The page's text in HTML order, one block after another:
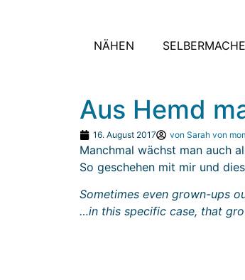
NÄHEN
Aus Hemd
16. August 2017 von Sarah von
Manchmal wächst man auch
So geschehen mit mir und
Sometimes even grown-ups
…in this specific case, that